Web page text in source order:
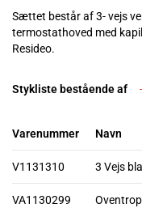
Sættet består af 3- vejs
termostathoved med
Resideo.
Stykliste bestående af
Varenummer Navn
V1131310 3 Vejs
VA1130299